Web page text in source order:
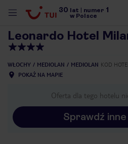
30 lat numer 1
w Polsce
Leonardo Hotel
WŁOCHY MEDIOLAN MEDIOLAN KOD
POKAŻ NA MAPIE
Oferta dla tego hotelu
Sprawdź